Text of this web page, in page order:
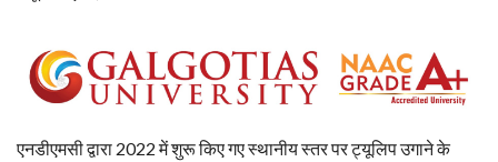
एनडीएमसी द्वारा 2022 में शुरू किए गए स्थानीय स्तर पर ट्यूलिप उगाने के